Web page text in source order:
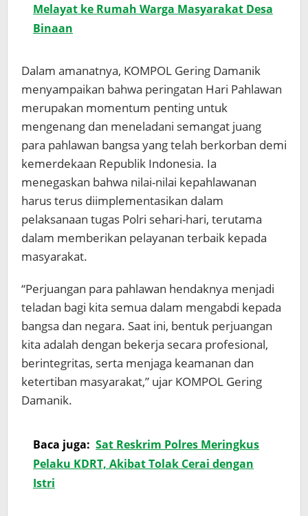
Melayat ke Rumah Warga Masyarakat Desa
Binaan
Dalam amanatnya, KOMPOL Gering Damanik
menyampaikan bahwa peringatan Hari Pahlawan
merupakan momentum penting untuk
mengenang dan meneladani semangat juang
para pahlawan bangsa yang telah berkorban demi
kemerdekaan Republik Indonesia. Ia
menegaskan bahwa nilai-nilai kepahlawanan
harus terus diimplementasikan dalam
pelaksanaan tugas Polri sehari-hari, terutama
dalam memberikan pelayanan terbaik kepada
masyarakat.
“Perjuangan para pahlawan hendaknya menjadi
teladan bagi kita semua dalam mengabdi kepada
bangsa dan negara. Saat ini, bentuk perjuangan
kita adalah dengan bekerja secara profesional,
berintegritas, serta menjaga keamanan dan
ketertiban masyarakat,” ujar KOMPOL Gering
Damanik.
Baca juga: Sat Reskrim Polres Meringkus
Pelaku KDRT, Akibat Tolak Cerai dengan
Istri